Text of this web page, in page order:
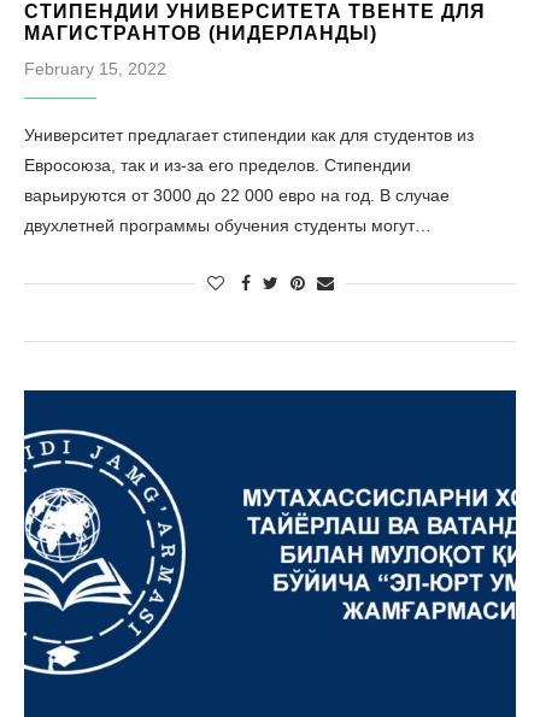
СТИПЕНДИИ УНИВЕРСИТЕТА ТВЕНТЕ ДЛЯ
МАГИСТРАНТОВ (НИДЕРЛАНДЫ)
February 15, 2022
Университет предлагает стипендии как для студентов из
Евросоюза, так и из-за его пределов. Стипендии
варьируются от 3000 до 22 000 евро на год. В случае
двухлетней программы обучения студенты могут…